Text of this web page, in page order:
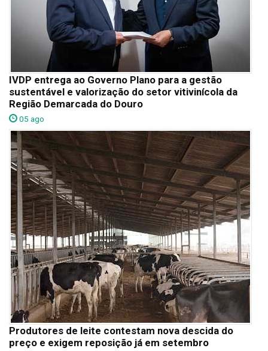
IVDP entrega ao Governo Plano para a gestão
sustentável e valorização do setor vitivinícola da
Região Demarcada do Douro
05 ago
Produtores de leite contestam nova descida do
preço e exigem reposição já em setembro